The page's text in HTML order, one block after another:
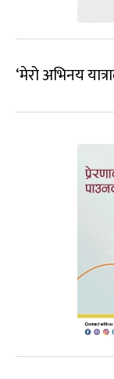
‘मेरो अभिनय